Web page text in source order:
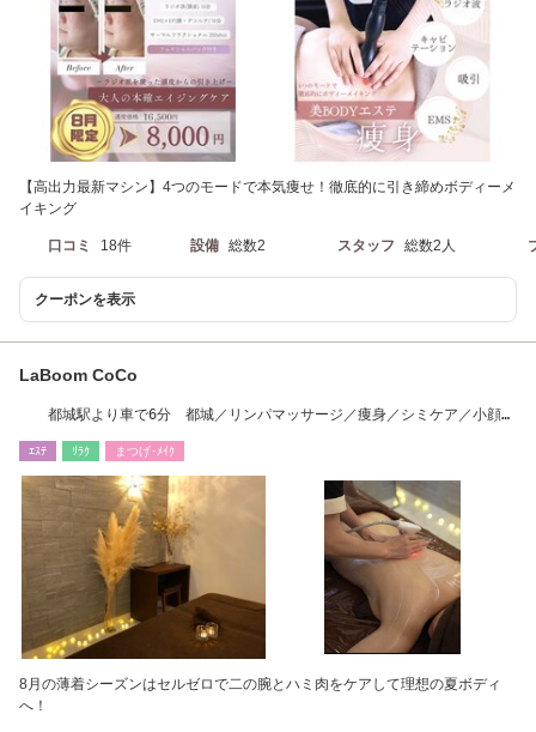
【高出力最新マシン】4つのモードで本気痩せ！徹底的に引き締めボディーメ
イキング
口コミ 18件 設備 総数2 スタッフ 総数2人
クーポンを表示
LaBoom CoCo
都城駅より車で6分 都城／リンパマッサージ／痩身／シミケア／小顔／
ｴｽﾃ ﾘﾗｸ まつげ･ﾒｲｸ
8月の薄着シーズンはセルゼロで二の腕とハミ肉をケアして理想の夏ボディ
へ！